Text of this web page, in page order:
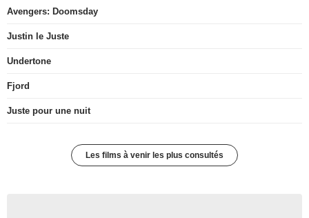
Avengers: Doomsday
Justin le Juste
Undertone
Fjord
Juste pour une nuit
Les films à venir les plus consultés